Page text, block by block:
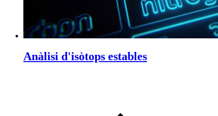
Anàlisi d'isòtops estables